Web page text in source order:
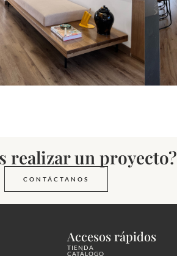
realizar un proyecto?
CONTÁCTANOS
Accesos rápidos
TIENDA
CATÁLOGO